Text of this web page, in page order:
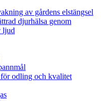
av gårdens elstängsel
djurhälsa genom
ljud
odling och kvalitet